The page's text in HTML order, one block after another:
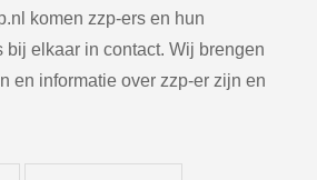
komen zzp-ers en hun
bij elkaar in contact. Wij brengen
en informatie over zzp-er zijn en